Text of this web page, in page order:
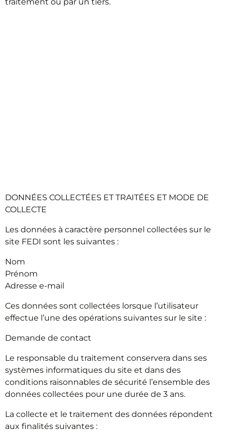
DONNÉES COLLECTÉES ET TRAITÉES ET MODE DE
COLLECTE
Les données à caractère personnel collectées sur le
site FEDI sont les suivantes :
Nom
Prénom
Adresse e-mail
Ces données sont collectées lorsque l’utilisateur
effectue l’une des opérations suivantes sur le site :
Demande de contact
Le responsable du traitement conservera dans ses
systèmes informatiques du site et dans des
conditions raisonnables de sécurité l’ensemble des
données collectées pour une durée de 3 ans.
La collecte et le traitement des données répondent
aux finalités suivantes :